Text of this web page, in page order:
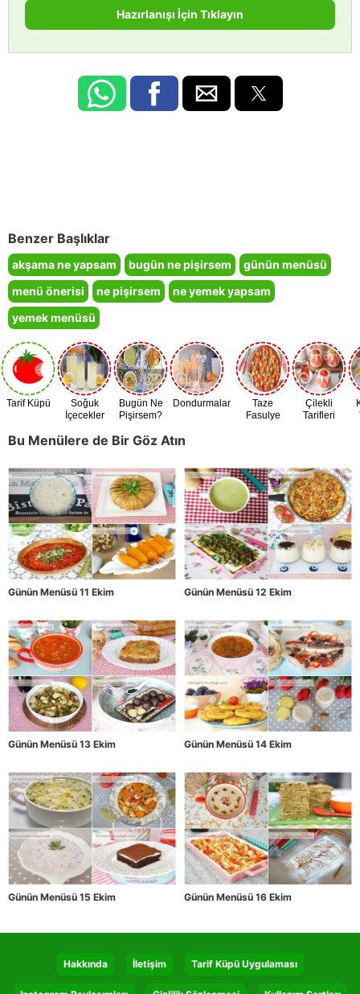
Hazırlanışı İçin Tıklayın
Benzer Başlıklar
akşama ne yapsam bugün ne pişirsem
günün menüsü
menü önerisi
ne pişirsem
ne yemek yapsam
yemek menüsü
Tarif Küpü
Soğuk
İçecekler
Bugün Ne
Pişirsem?
Dondurmalar
Taze
Fasulye
Çilekli
Tarifleri
Bu Menülere de Bir Göz Atın
Günün Menüsü 11 Ekim Günün Menüsü 12 Ekim
Günün Menüsü 13 Ekim Günün Menüsü 14 Ekim
Günün Menüsü 15 Ekim Günün Menüsü 16 Ekim
Hakkında İletişim Tarif Küpü Uygulaması